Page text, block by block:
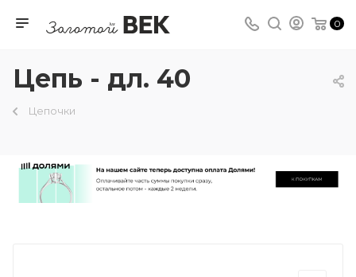
0
Цепь - дл. 40
Цепочки